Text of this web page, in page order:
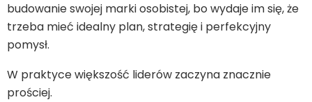
budowanie swojej marki osobistej, bo wydaje im się, że
trzeba mieć idealny plan, strategię i perfekcyjny
pomysł.
W praktyce większość liderów zaczyna znacznie
prościej.